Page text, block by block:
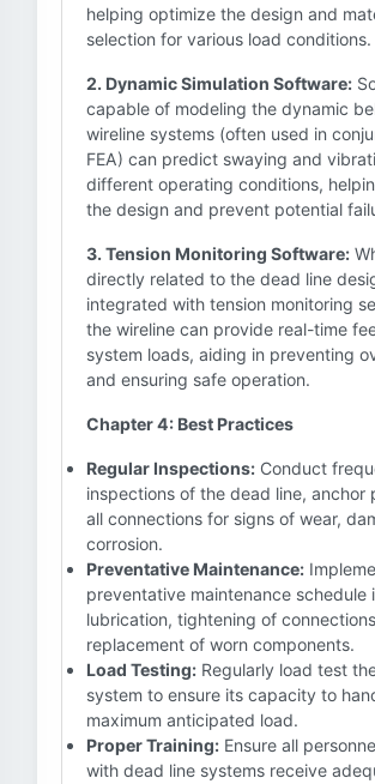
helping optimize the design and
selection for various load conditions.
2. Dynamic Simulation Software:
capable of modeling the dynamic
wireline systems (often used in
FEA) can predict swaying and
different operating conditions,
the design and prevent potential
3. Tension Monitoring Software:
directly related to the dead line
integrated with tension monitoring
the wireline can provide real-time
system loads, aiding in preventing
and ensuring safe operation.
Chapter 4: Best Practices
Regular Inspections: Conduct
inspections of the dead line, anchor
all connections for signs of wear,
corrosion.
Preventative Maintenance:
preventative maintenance schedule
lubrication, tightening of
replacement of worn components.
Load Testing: Regularly load test
system to ensure its capacity to
maximum anticipated load.
Proper Training: Ensure all
with dead line systems receive